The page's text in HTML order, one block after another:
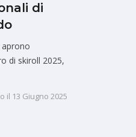
di
di skiroll 2025,
il 13 Giugno 2025